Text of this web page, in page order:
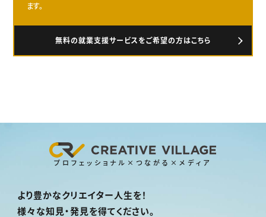
ます。
無料の就業支援サービスをご希望の方はこちら
プロフェッショナル×つながる×メディア
より豊かなクリエイター人生を！
様々な知見・発見を得てください。